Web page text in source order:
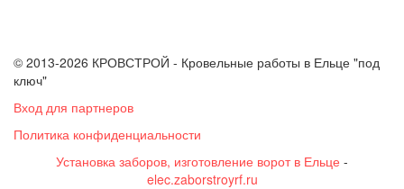
© 2013-2026 КРОВСТРОЙ - Кровельные работы в Ельце "под
ключ"
Вход для партнеров
Политика конфиденциальности
Установка заборов, изготовление ворот в Ельце -
elec.zaborstroyrf.ru